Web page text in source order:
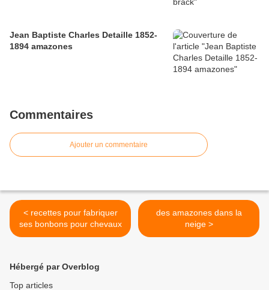
Jean Baptiste Charles Detaille 1852-
1894 amazones
Commentaires
Ajouter un commentaire
< recettes pour fabriquer
ses bonbons pour chevaux
des amazones dans la
neige >
Hébergé par Overblog
Top articles